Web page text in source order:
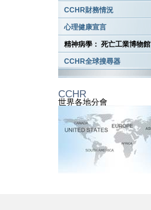
CCHR財務情況
心理健康宣言
精神病學： 死亡工業博物館
CCHR全球搜尋器
CCHR
世界各地分會